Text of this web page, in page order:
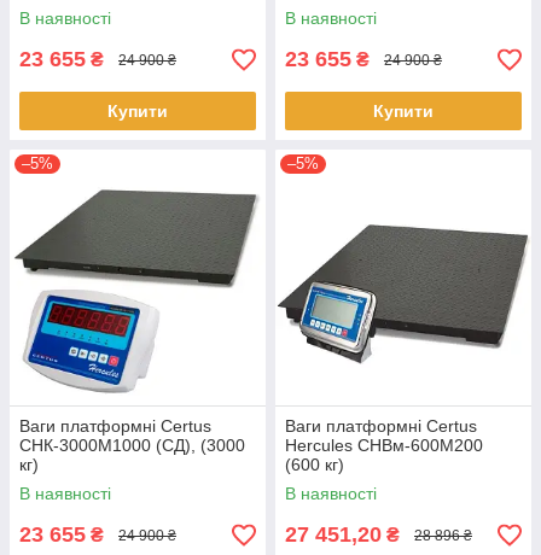
В наявності
23 655 ₴ 24 900 ₴
Купити
В наявності
23 655 ₴ 24 900 ₴
Купити
–5%
Ваги платформні Certus
СНК-3000М1000 (СД), (3000
кг)
В наявності
23 655 ₴ 24 900 ₴
–5%
Ваги платформні Certus
Hercules СНВм-600М200
(600 кг)
В наявності
27 451,20 ₴ 28 896 ₴